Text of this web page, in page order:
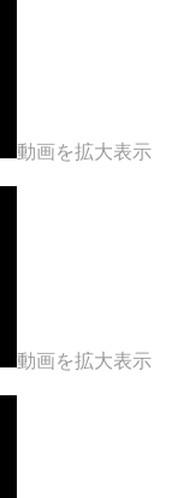
動画を拡大表示
動画を拡大表示